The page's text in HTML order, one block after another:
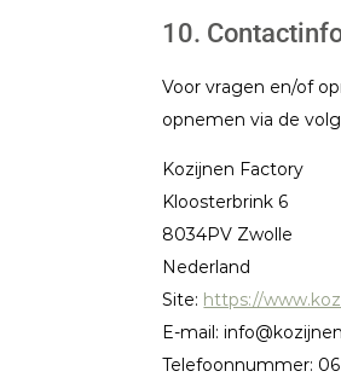
10.
Voor vragen en/of
opnemen via de
Kozijnen Factory
Kloosterbrink 6
8034PV Zwolle
Nederland
Site: https://
E-mail:info@
Telefoonnummer: 06